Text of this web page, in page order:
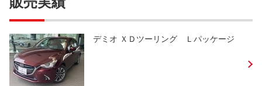
デミオ ＸＤツーリング Ｌパッケージ